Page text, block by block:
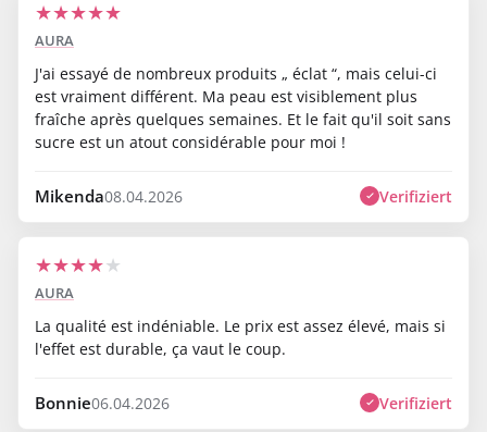
★★★★★
AURA
J'ai essayé de nombreux produits „ éclat “, mais celui-ci
est vraiment différent. Ma peau est visiblement plus
fraîche après quelques semaines. Et le fait qu'il soit sans
sucre est un atout considérable pour moi !
Mikenda08.04.2026 Verifiziert
★★★★★
AURA
La qualité est indéniable. Le prix est assez élevé, mais si
l'effet est durable, ça vaut le coup.
Bonnie06.04.2026 Verifiziert